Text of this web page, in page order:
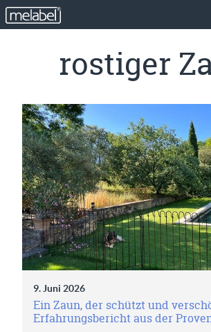
rostiger
9. Juni 2026
Ein Zaun, der schützt und
Erfahrungsbericht aus der